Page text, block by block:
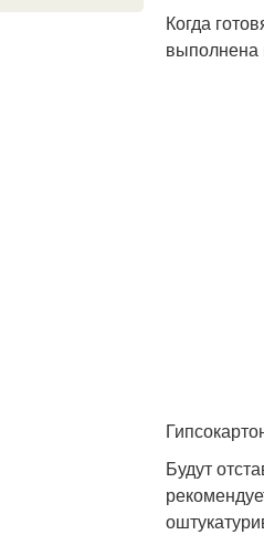
Когда
выполнена
Будут